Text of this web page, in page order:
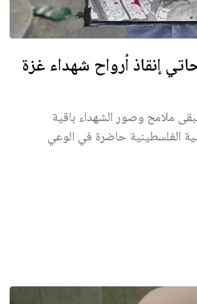
إنقاذ أرواح شهداء غزة
ملامح وصور الشهداء باقية
الفلسطينية حاضرة في الوعي